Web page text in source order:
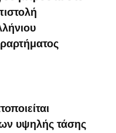
υψηλής τάσης